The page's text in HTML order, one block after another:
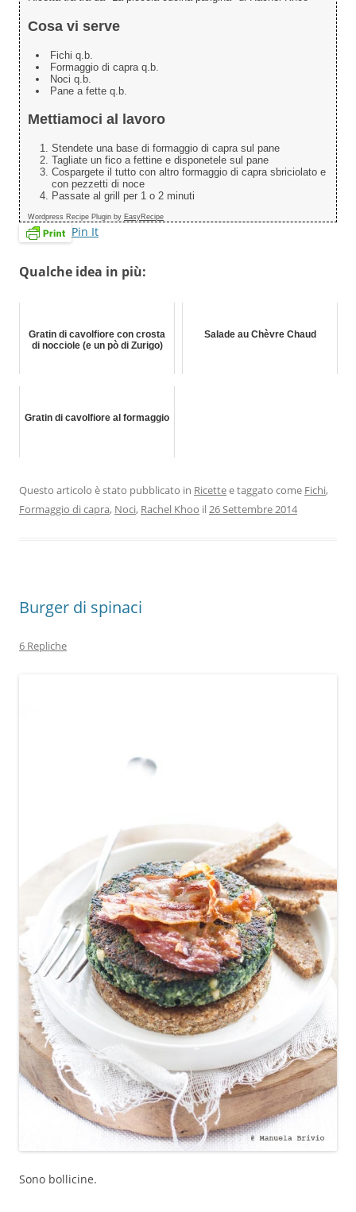
Cosa vi serve
Fichi q.b.
Formaggio di capra q.b.
Noci q.b.
Pane a fette q.b.
Mettiamoci al lavoro
Stendete una base di formaggio di capra sul pane
Tagliate un fico a fettine e disponetele sul pane
Cospargete il tutto con altro formaggio di capra sbriciolato e
con pezzetti di noce
Passate al grill per 1 o 2 minuti
Wordpress Recipe Plugin by EasyRecipe
Pin It
Qualche idea in più:
Gratin di cavolfiore con crosta
di nocciole (e un pò di Zurigo)
Salade au Chèvre Chaud
Gratin di cavolfiore al formaggio
Questo articolo è stato pubblicato in Ricettee taggato come Fichi,
Formaggio di capra, Noci, Rachel Khoo il26 Settembre 2014
Burger di spinaci
6 Repliche
Sono bollicine.